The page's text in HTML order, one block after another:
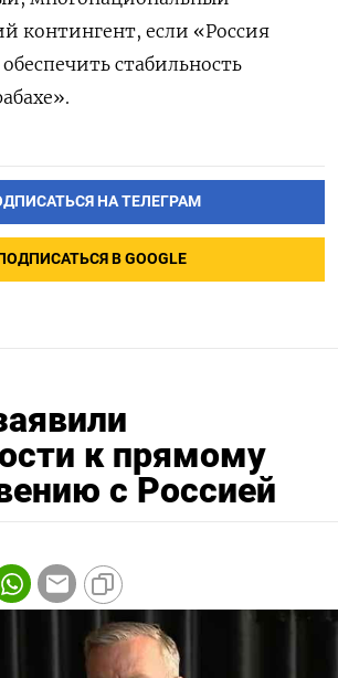
контингент, если «Россия
стабильность
НА ТЕЛЕГРАМ
В GOOGLE
к прямому
с Россией